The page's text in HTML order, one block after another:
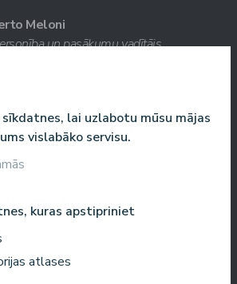
Meloni
un pasākumu vadītājs
Latvijā un Baltijas valstīs!
serviss, labākā atrašanās vieta,
SPA!
lai uzlabotu mūsu mājas
vislabāko servisu.
kuras apstipriniet
atlases